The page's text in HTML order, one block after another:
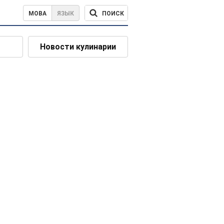
МОВА ЯЗЫК ПОИСК
Новости кулинарии